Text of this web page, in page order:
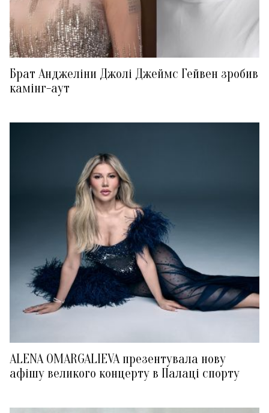
Брат Анджеліни Джолі Джеймс Гейвен зробив
камінг-аут
ALENA OMARGALIEVA презентувала нову
афішу великого концерту в Палаці спорту